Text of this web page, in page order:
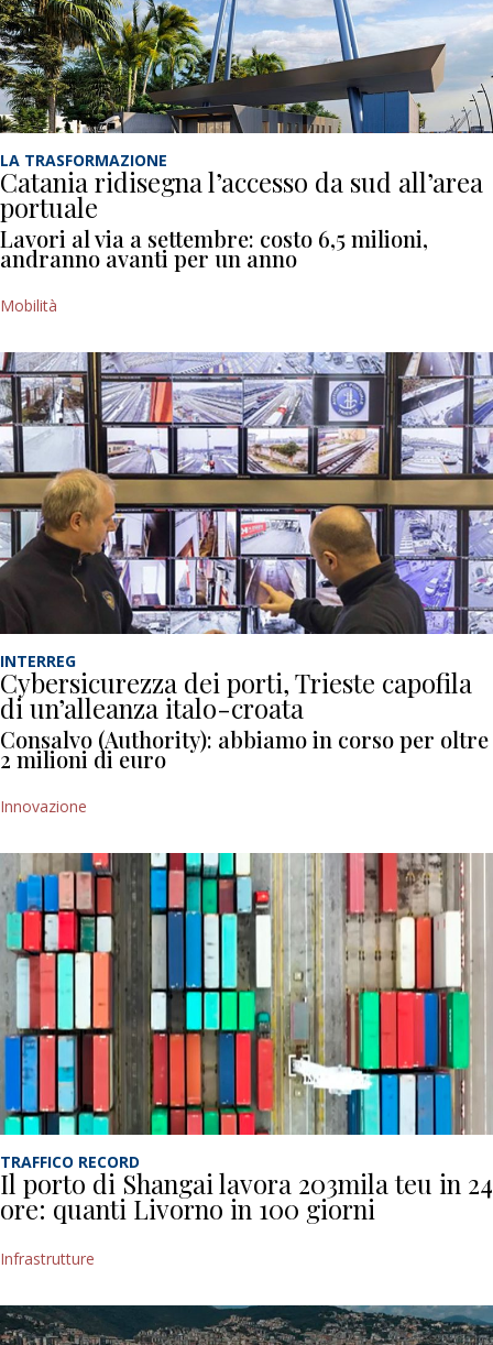
LA TRASFORMAZIONE
Catania ridisegna l’accesso da sud all’area
portuale
Lavori al via a settembre: costo 6,5 milioni,
andranno avanti per un anno
Mobilità
INTERREG
Cybersicurezza dei porti, Trieste capofila
di un’alleanza italo-croata
Consalvo (Authority): abbiamo in corso per oltre
2 milioni di euro
Innovazione
TRAFFICO RECORD
Il porto di Shangai lavora 203mila teu in 24
ore: quanti Livorno in 100 giorni
Infrastrutture